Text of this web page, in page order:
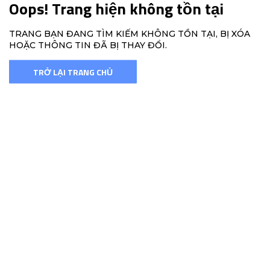
Oops! Trang hiện không tồn tại
TRANG BẠN ĐANG TÌM KIẾM KHÔNG TỒN TẠI, BỊ XÓA
HOẶC THÔNG TIN ĐÃ BỊ THAY ĐỔI.
TRỞ LẠI TRANG CHỦ